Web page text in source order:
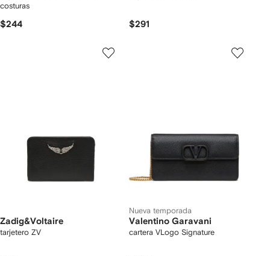
costuras
$244 $291
Zadig&Voltaire
tarjetero ZV
Nueva temporada
Valentino Garavani
cartera VLogo Signature